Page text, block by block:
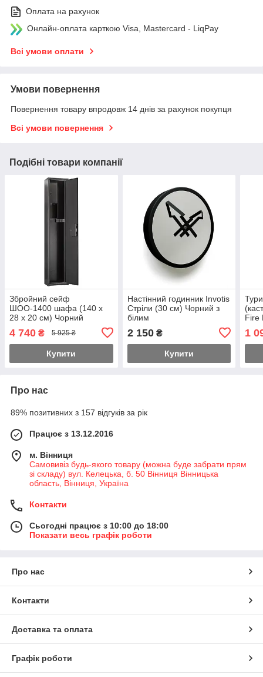
Оплата на рахунок
Онлайн-оплата карткою Visa, Mastercard - LiqPay
Всі умови оплати
Умови повернення
Повернення товару впродовж 14 днів за рахунок покупця
Всі умови повернення
Подібні товари компанії
Збройний сейф
ШОО-1400 шафа (140 х
28 х 20 см) Чорний
4 740 ₴ 5 925 ₴
Купити
Настінний годинник Invotis
Стріли (30 см) Чорний з
білим
2 150₴
Купити
Fire
1
Про нас
89% позитивних з 157 відгуків за рік
Працює з 13.12.2016
м. Вінниця
Самовивіз будь-якого товару (можна буде забрати прям
зі складу) вул. Келецька, б. 50 Вінниця Вінницька
область, Вінниця, Україна
Контакти
Сьогодні працює з 10:00 до 18:00
Показати весь графік роботи
Про нас
Контакти
Доставка та оплата
Графік роботи